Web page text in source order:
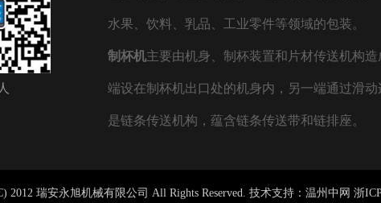
水果、饮料、乳品、工业零件等领域的包装。
制杯机主要由机身、制杯装置和片材传送机构
端设在制杯机出口处的机身内，另一端通过滑
是链条传送机构，蕴含链条传送带和链排座。
2012 瑞安永旭机械有限公司 All Rights Reserved. 技术支持： 温州中网 浙